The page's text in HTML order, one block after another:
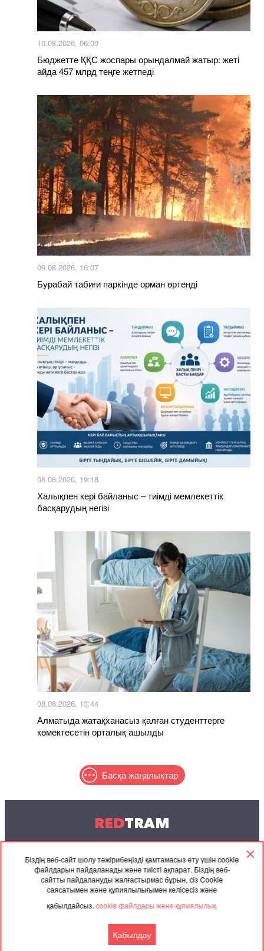
Біздің веб-сайт шолу тәжірибеңізді қамтамасыз ету үшін cookie
файлдарын пайдаланады және тиісті ақпарат. Біздің веб-
сайтты пайдалануды жалғастырмас бұрын, сіз Cookie
саясатымен және құпиялылығымен келісесіз және
қабылдайсыз.cookie файлдары және құпиялылық.
Қабылдау
10.08.2026, 06:09
Бюджетте ҚҚС жоспары орындалмай жатыр: жеті
айда 457 млрд теңге жетпеді
09.08.2026, 16:07
Бурабай табиғи паркінде орман өртенді
08.08.2026, 19:18
Халықпен кері байланыс – тиімді мемлекеттік
басқарудың негізі
08.08.2026, 13:44
Алматыда жатақханасыз қалған студенттерге
көмектесетін орталық ашылды
Басқа жаңалықтар
REDTRAM
© 2004-2026 Redtram, Ltd.
Ынтымақтастық
Серіктес
материалдар
Мұрағат
Келісімі
Байланысу